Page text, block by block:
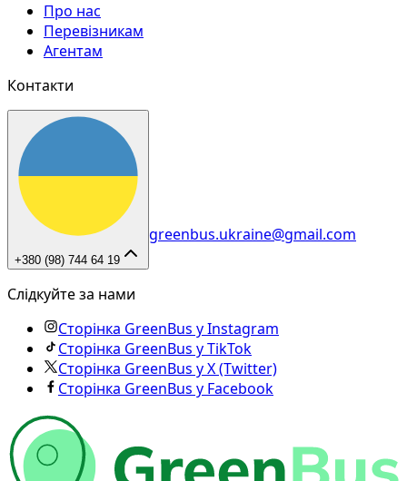
Про нас
Перевізникам
Агентам
Контакти
+380 (98) 744 64 19
greenbus.ukraine@gmail.com
Слідкуйте за нами
Сторінка GreenBus у Instagram
Сторінка GreenBus у TikTok
Сторінка GreenBus у X (Twitter)
Сторінка GreenBus у Facebook